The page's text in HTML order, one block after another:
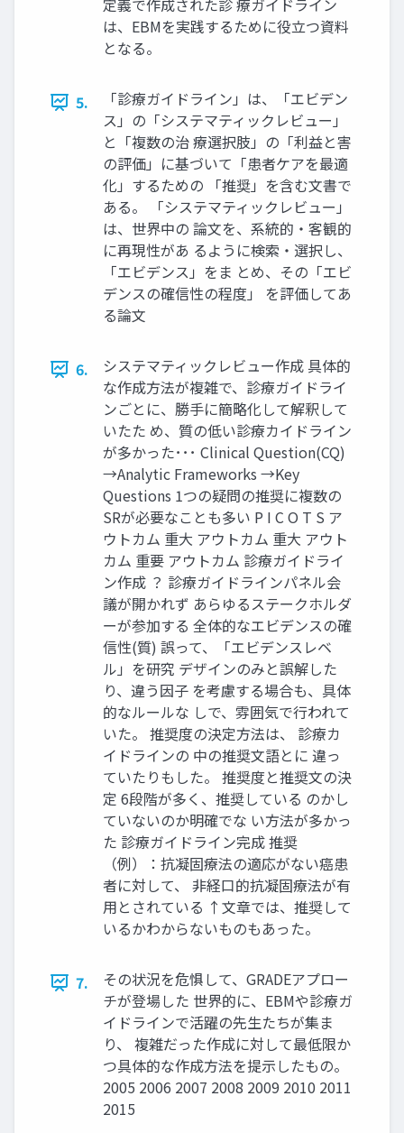
定義で作成された診 療ガイドライン
は、EBMを実践するために役立つ資料
となる。
5.
「診療ガイドライン」は、「エビデン
ス」の「システマティックレビュー」
と「複数の治 療選択肢」の「利益と害
の評価」に基づいて「患者ケアを最適
化」するための 「推奨」を含む文書で
ある。 「システマティックレビュー」
は、世界中の 論文を、系統的・客観的
に再現性があ るように検索・選択し、
「エビデンス」をま とめ、その「エビ
デンスの確信性の程度」 を評価してあ
る論文
6.
システマティックレビュー作成 具体的
な作成方法が複雑で、診療ガイドライ
ンごとに、勝手に簡略化して解釈して
いたた め、質の低い診療カイドライン
が多かった･･･ Clinical Question(CQ)
→Analytic Frameworks →Key
Questions 1つの疑問の推奨に複数の
SRが必要なことも多い P I C O T S ア
ウトカム 重大 アウトカム 重大 アウト
カム 重要 アウトカム 診療ガイドライ
ン作成 ？ 診療ガイドラインパネル会
議が開かれず あらゆるステークホルダ
ーが参加する 全体的なエビデンスの確
信性(質) 誤って、「エビデンスレベ
ル」を研究 デザインのみと誤解した
り、違う因子 を考慮する場合も、具体
的なルールな しで、雰囲気で行われて
いた。 推奨度の決定方法は、 診療カ
イドラインの 中の推奨文語とに 違っ
ていたりもした。 推奨度と推奨文の決
定 6段階が多く、推奨している のかし
ていないのか明確でな い方法が多かっ
た 診療ガイドライン完成 推奨
（例）：抗凝固療法の適応がない癌患
者に対して、 非経口的抗凝固療法が有
用とされている ↑文章では、推奨して
いるかわからないものもあった。
7.
その状況を危惧して、GRADEアプロー
チが登場した 世界的に、EBMや診療ガ
イドラインで活躍の先生たちが集ま
り、 複雑だった作成に対して最低限か
つ具体的な作成方法を提示したもの。
2005 2006 2007 2008 2009 2010 2011
2015